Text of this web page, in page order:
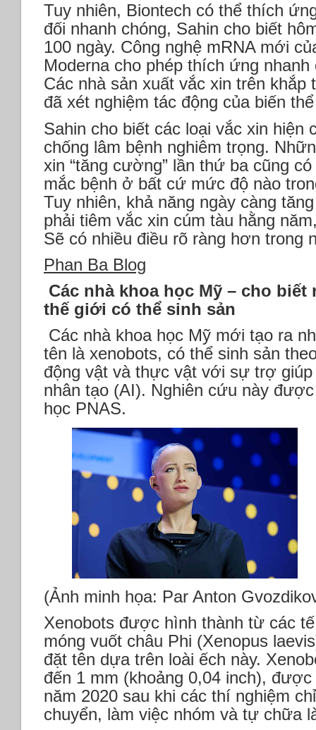
Tuy nhiên, Biontech có thể thích
đối nhanh chóng, Sahin cho biết
100 ngày. Công nghệ mRNA mới
Moderna cho phép thích ứng
Các nhà sản xuất vắc xin trên
đã xét nghiệm tác động của biến
Sahin cho biết các loại vắc xin hiện
chống lâm bệnh nghiêm trọng.
xin “tăng cường” lần thứ ba cũng
mắc bệnh ở bất cứ mức độ nào
Tuy nhiên, khả năng ngày càng
phải tiêm vắc xin cúm tàu hằng
Sẽ có nhiều điều rõ ràng hơn trong
Phan Ba Blog
Các nhà khoa học Mỹ – cho
thế giới có thể sinh sản
Các nhà khoa học Mỹ mới tạo ra
tên là xenobots, có thể sinh sản
động vật và thực vật với sự trợ
nhân tạo (AI). Nghiên cứu này
học PNAS.
(Ảnh minh họa: Par Anton
Xenobots được hình thành từ các
móng vuốt châu Phi (Xenopus
đặt tên dựa trên loài ếch này.
đến 1 mm (khoảng 0,04 inch),
năm 2020 sau khi các thí nghiệm
chuyển, làm việc nhóm và tự chữa